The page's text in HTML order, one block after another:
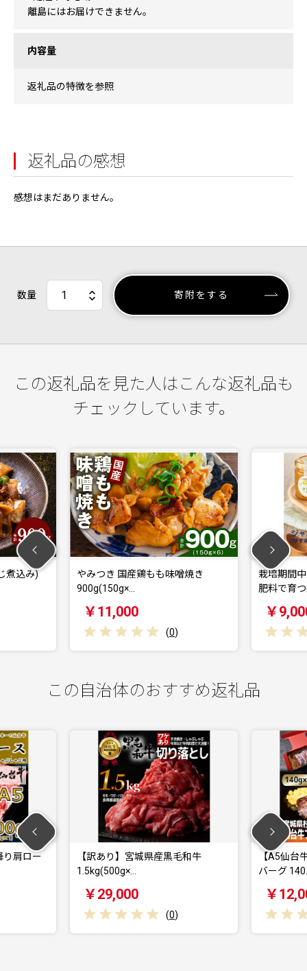
離島にはお届けできません。
内容量
返礼品の特徴を参照
返礼品の感想
感想はまだありません。
数量 寄附をする
この返礼品を見た人はこんな返礼品も
チェックしています。
煮込み)
やみつき 国産鶏もも味噌焼き
900g(150g×…
￥11,000
(0)
栽培期間
肥料で育
￥
この自治体のおすすめ返礼品
り肩ロー
【訳あり】宮城県産黒毛和牛
1.5kg(500g×…
￥29,000
(0)
【A5仙台
バーグ
￥